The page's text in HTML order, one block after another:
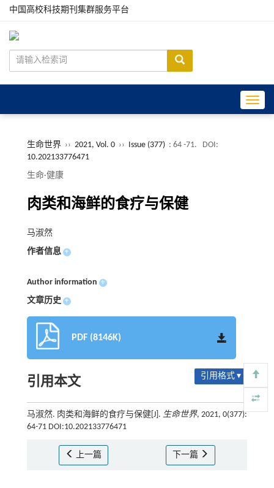
中国高校科技期刊集群服务平台
生命世界 ›› 2021, Vol. 0 ›› Issue (377) : 64 -71.
DOI:
10.202133776471
生命·健康
肉类和海鲜的食疗与保健
马淑然
作者信息 +
Author information +
文章历史 +
PDF (8146K)
引用本文 引用格式 ▾
马淑然. 肉类和海鲜的食疗与保健[J]. 生命世界, 2021, 0(377):
64-71 DOI:10.202133776471
上一篇 下一篇